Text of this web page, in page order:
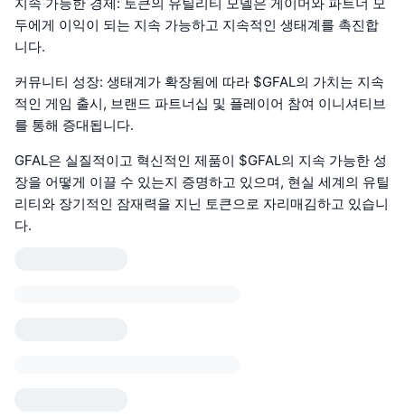
두에게 이익이 되는 지속 가능하고 지속적인 생태계를 촉진합
니다.
커뮤니티 성장: 생태계가 확장됨에 따라 $GFAL의 가치는 지속
적인 게임 출시, 브랜드 파트너십 및 플레이어 참여 이니셔티브
를 통해 증대됩니다.
GFAL은 실질적이고 혁신적인 제품이 $GFAL의 지속 가능한 성
장을 어떻게 이끌 수 있는지 증명하고 있으며, 현실 세계의 유틸
리티와 장기적인 잠재력을 지닌 토큰으로 자리매김하고 있습니
다.